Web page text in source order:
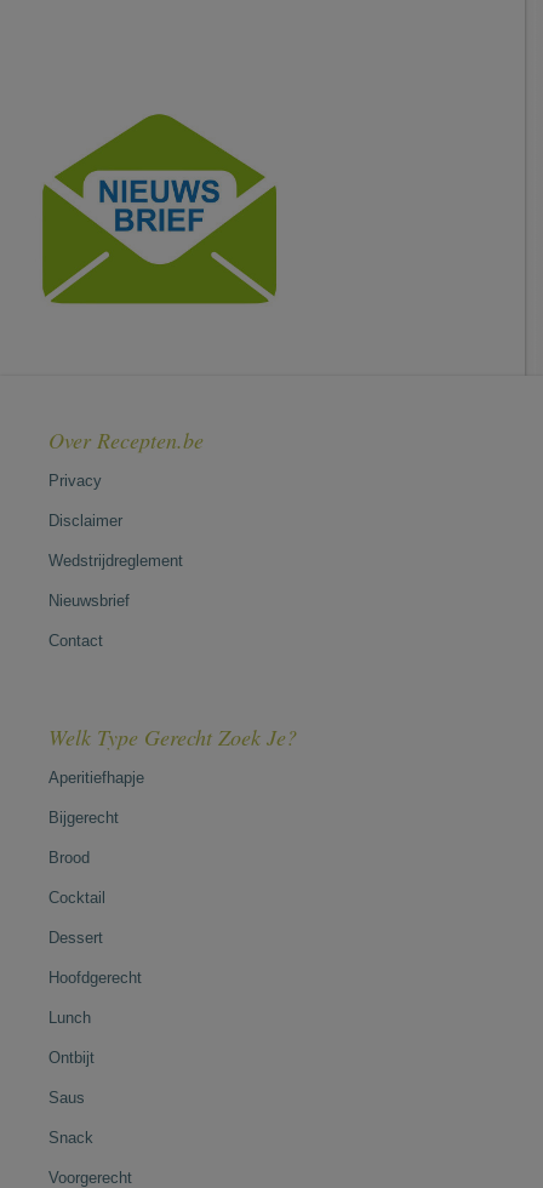
Over Recepten.be
Privacy
Disclaimer
Wedstrijdreglement
Nieuwsbrief
Contact
Welk Type Gerecht Zoek Je?
Aperitiefhapje
Bijgerecht
Brood
Cocktail
Dessert
Hoofdgerecht
Lunch
Ontbijt
Saus
Snack
Voorgerecht